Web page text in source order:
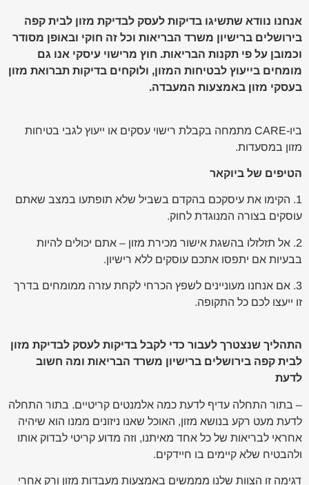
אנחנו נוודא שתשיגו בדיקות לעסק לבדיקת מזון לבית קפה
בירושלים ברישיון משרד הבריאות וכל זה חוקי ובאופן מסודר
וכמובן על פי תקנות הבריאות. חוץ מרישוי עיסקי אנו גם
מומחים בייעוץ לבטיחות המזון, ולוקחים בדיקות תברואת מזון
בעסקי מזון באמצעות המעבדה.
ביו-CARE מתמחה בקבלת רישוי עסקים או ייעוץ לגבי בטיחות
מזון במסעדות.
הטיפים של ביוקאר
1. הקימו את עיסקכם בהקדם בשביל שלא תופתעו במצב שאתם
עוסקים בצורה המנוגדת לחוק.
2. אל תזלזלו בהשגת אישור מכירת מזון – אתם יכולים להיות
בבעיות אם יתפסו אתכם עוסקים ללא רישיון.
3. אם אנחנו מעוניינים לשפץ הכרחי לקחת עזרה ממומחים בדרך
זו ייעצו לכם כל התקופה.
התהליך שנצטרך לעבור כדי לקבל בדיקות לעסק לבדיקת מזון
לבית קפה בירושלים ברישיון משרד הבריאות ומה חשוב
לדעת
– בתור התחלה עדיף לדעת כמה אלמנטים קריטיים. בתור התחלה
לדעת מעט רקע בנושא מזון, האוכל שאנו ניזונים ממנו הוא שיהיה
אחראי לבריאות של כל אחד מאיתנו, וזה מדוע קריטי לבדוק אותו
ולהבטיח שלא קיימים בו חיידקים.
דגימה זו הצוות שלנו מממשים באמצעות מעבדות מזון ורק אחרי